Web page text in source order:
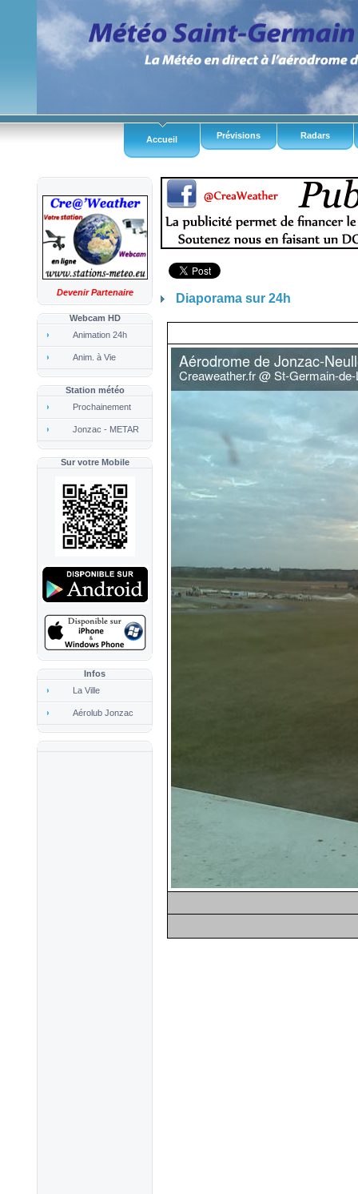
Accueil Prévisions Radars
Devenir Partenaire
Webcam HD
Animation 24h
Anim. à Vie
Station météo
Prochainement
Jonzac - METAR
Sur votre Mobile
Infos
La Ville
Aérolub Jonzac
Diaporama sur 24h